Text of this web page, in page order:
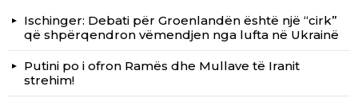
Ischinger: Debati për Groenlandën është një “cirk”
që shpërqendron vëmendjen nga lufta në Ukrainë
Putini po i ofron Ramës dhe Mullave të Iranit
strehim!